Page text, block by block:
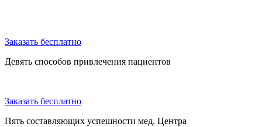
Заказать бесплатно
Девять способов привлечения пациентов
Заказать бесплатно
Пять составляющих успешности мед. Центра